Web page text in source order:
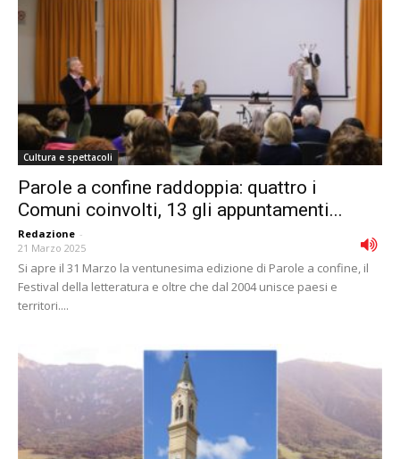
Cultura e spettacoli
Parole a confine raddoppia: quattro i
Comuni coinvolti, 13 gli appuntamenti...
Redazione -
21 Marzo 2025
Si apre il 31 Marzo la ventunesima edizione di Parole a confine, il
Festival della letteratura e oltre che dal 2004 unisce paesi e
territori....